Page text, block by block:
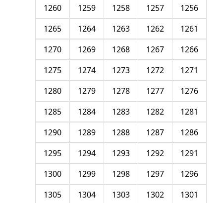
1256
1257
1258
1259
1260
1261
1262
1263
1264
1265
1266
1267
1268
1269
1270
1271
1272
1273
1274
1275
1276
1277
1278
1279
1280
1281
1282
1283
1284
1285
1286
1287
1288
1289
1290
1291
1292
1293
1294
1295
1296
1297
1298
1299
1300
1301
1302
1303
1304
1305